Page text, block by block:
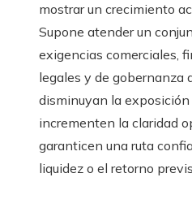
mostrar un crecimiento
Supone atender un
exigencias comerciales,
legales y de gobernanza
disminuyan la exposición
incrementen la claridad
garanticen una ruta
liquidez o el retorno